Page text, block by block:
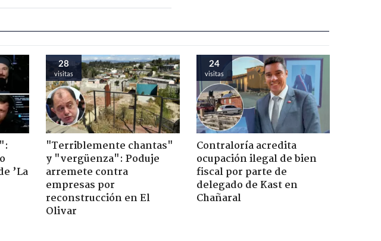
’La
28
visitas
"Terriblemente chantas"
y "vergüenza": Poduje
arremete contra
empresas por
reconstrucción en El
Olivar
24
visitas
Contraloría acredita
ocupación ilegal de bien
fiscal por parte de
delegado de Kast en
Chañaral